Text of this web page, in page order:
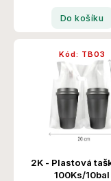
Do košíku
2K - Plastová
100Ks/10bal
Kód: TB03